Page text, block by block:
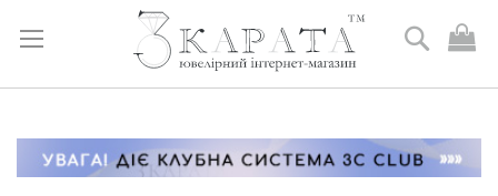
Skip
Content
Пошук